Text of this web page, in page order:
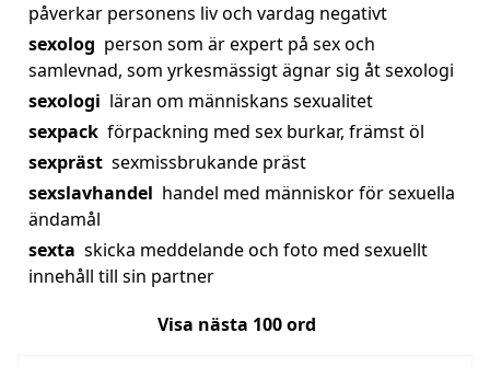
påverkar personens liv och vardag negativt
sexolog person som är expert på sex och
samlevnad, som yrkesmässigt ägnar sig åt sexologi
sexologi läran om människans sexualitet
sexpack förpackning med sex burkar, främst öl
sexpräst sexmissbrukande präst
sexslavhandel handel med människor för sexuella
ändamål
sexta skicka meddelande och foto med sexuellt
innehåll till sin partner
Visa nästa 100ord